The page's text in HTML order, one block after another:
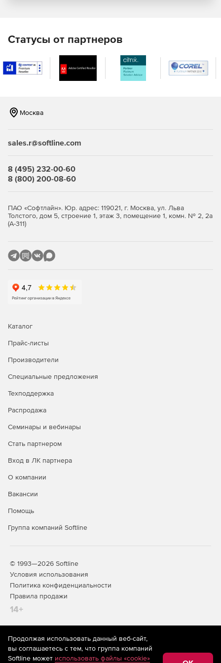
нужных данных.
Учет лицензий и ПО. Администраторам доступна
информация о количестве копий приложения и
Статусы от партнеров
Москва
sales.r@softline.com
8 (495) 232-00-60
8 (800) 200-08-60
ПАО «Софтлайн». Юр. адрес: 119021, г. Москва, ул. Льва
Толстого, дом 5, строение 1, этаж 3, помещение 1, комн. № 2, 2а
(А-311)
Каталог
Прайс-листы
Производители
Специальные предложения
Техподдержка
Распродажа
Семинары и вебинары
Стать партнером
Вход в ЛК партнера
О компании
Вакансии
Помощь
Группа компаний Softline
© 1993—2026 Softline
Условия использования
Политика конфиденциальности
Правила продажи
14+
На информационном ресурсе store.softline.ru применяются
рекомендательные технологии(информационные технологии
предоставления информации на основе сбора,
Продолжая использовать данный веб-сайт,
вы соглашаетесь с тем, что группа компаний
Softline может использовать файлы «cookie»